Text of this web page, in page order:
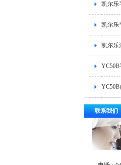
凯尔乐
凯尔乐
凯尔乐
YC50B
YC50B
联系我们